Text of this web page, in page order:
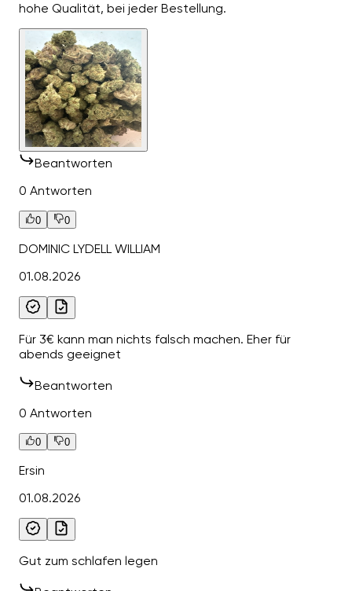
hohe Qualität, bei jeder Bestellung.
Beantworten
0 Antworten
0 0
DOMINIC LYDELL WILLIAM
01.08.2026
Für 3€ kann man nichts falsch machen. Eher für
abends geeignet
Beantworten
0 Antworten
0 0
Ersin
01.08.2026
Gut zum schlafen legen